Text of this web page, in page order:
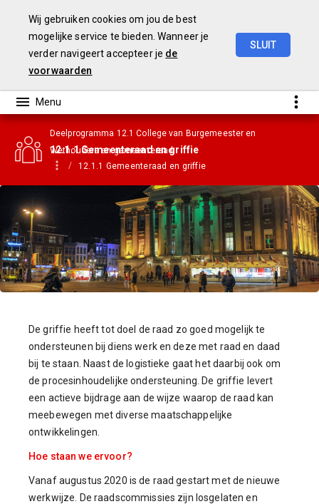
Deelprogramma 12.1 College van Burgemeester en
Wethouders en gemeenteraad
12.1.1 Gemeenteraad en griffie
12.1.1 Gemeenteraad en griffie
De griffie heeft tot doel de raad zo goed mogelijk te
ondersteunen bij diens werk en deze met raad en daad
bij te staan. Naast de logistieke gaat het daarbij ook om
de procesinhoudelijke ondersteuning. De griffie levert
een actieve bijdrage aan de wijze waarop de raad kan
meebewegen met diverse maatschappelijke
ontwikkelingen.
Hoe staan we ervoor?
Vanaf augustus 2020 is de raad gestart met de nieuwe
werkwijze. De raadscommissies zijn losgelaten en
Wij gebruiken cookies om jou de best
mogelijke service te bieden. Wanneer je
verder navigeert accepteer je de
voorwaarden
SLUIT